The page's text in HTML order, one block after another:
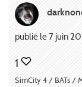
publié le 7 juin
1
SimCity 4 / BATs /